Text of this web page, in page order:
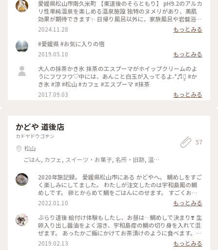
愛媛県松山市南久米町 【東道後のそらともり】 pH9.2のアルカ
リ性単純温泉を楽しめる温泉施設 独特のヌメリがあり、美肌
効果が期待できます✨️ 日帰り風呂以外に、家族風呂や岩盤浴な
どもあり 1日中滞在でき、さらに宿泊も可能です！ * * * この
日はゆっくりしたかったので家族風呂へ 半露天風呂客室と同
じ大きさのお風呂です 足を伸ばしてゆっくり浸かれましたよ
♨️ 館内は、蛍光灯より自然光が多く降りそそぐので デジタル
デトックスにもちょうどいいなと感じました #四国 #愛媛 #松
山 #東道後温泉 #そらともり #温泉
2024.11.28
もっとみる
#愛媛県 #お気に入りの宿
2019.05.10
もっとみる
大人の抹茶かき氷 抹茶のエスプーマがホイップクリームのよ
うにフワフワ♡中には、あんこと白玉が入ってるよ˖*♬೨̣̥ #か
き氷 #涼 #松山 #カフェ #エスプーマ #抹茶
2017.09.03
もっとみる
かどや 道後店
カドヤドウゴテン
松山
ごはん, カフェ, スイーツ・お菓子, 名所・旧跡, 温
57
2020年旅記録。 愛媛県松山市にある かどやへ。 鯛めしをすご
く楽しみにしてました。 わたしが注文したのは宇和島風の鯛
めしです。 卵とからめて鯛をごはんにのせます。 すごくおい
しかったです。 ごちそうさまでした。 #愛媛県#松山市 #かど
や#鯛めし#宇和島風 #2020年
2022.01.10
もっとみる
ぶらり道後 絵付け体験もしたし、お昼は…鯛めしで決まり❣️ 生
卵入り出し醤油をよく溶き、宇和島産の鯛の切り身を入れて混
ぜます。 あったかご飯にかけてお茶漬けのように食べます。
ご飯多いよ〜と思いましたが、お代わりのご飯を入れてまたか
けて、さらさら〜っと…美味しゅうございました😊🙏 #冬のご
2019.02.13 もっとみる